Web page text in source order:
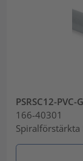
PSRSC12-PVC-
166-40301
Spiralförstärkta